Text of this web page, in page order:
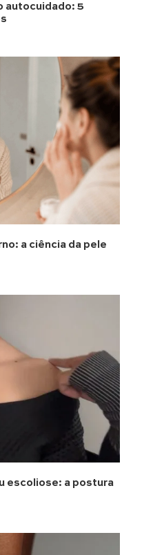
autocuidado: 5
a ciência da pele
escoliose: a postura